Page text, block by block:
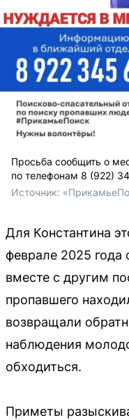
Просьба сообщить о
по телефонам 8 (922)
Источник:
Для Константина
феврале 2025 года
вместе с другим
пропавшего
возвращали
наблюдения
обходиться.
Приметы